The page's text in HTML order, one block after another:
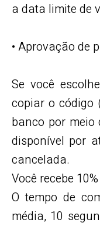
a data limite de
• Aprovação de
Se você
copiar o código
banco por
disponível por
cancelada.
Você recebe
O tempo de
média, 10